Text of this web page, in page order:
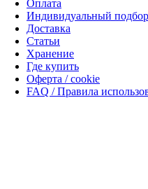
Оплата
Индивидуальный подбор
Доставка
Статьи
Хранение
Где купить
Оферта / cookie
FAQ / Правила